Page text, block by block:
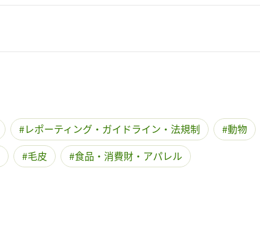
レポーティング・ガイドライン・法規制
動物
毛皮 食品・消費財・アパレル